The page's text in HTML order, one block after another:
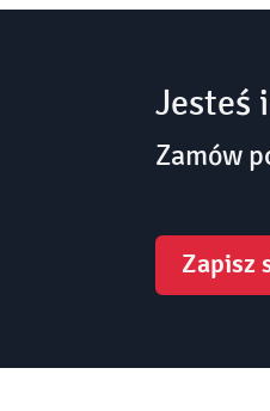
Jesteś
Zamów
Zapisz